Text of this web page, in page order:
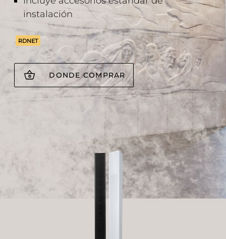
instalación
RDNET
DONDE COMPRAR